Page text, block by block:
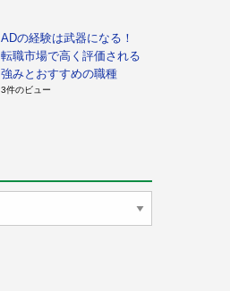
ADの経験は武器になる！
転職市場で高く評価される
強みとおすすめの職種
3件のビュー